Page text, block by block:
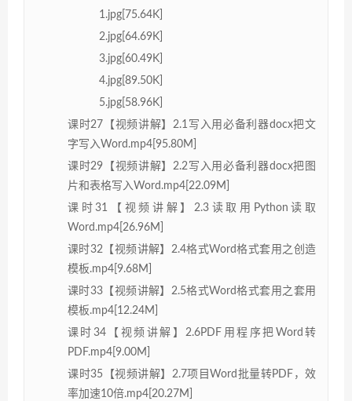
1.jpg[75.64K]
2.jpg[64.69K]
3.jpg[60.49K]
4.jpg[89.50K]
5.jpg[58.96K]
课时27【视频讲解】2.1写入用必备利器docx把文
字写入Word.mp4[95.80M]
课时29【视频讲解】2.2写入用必备利器docx把图
片和表格写入Word.mp4[22.09M]
课时31【视频讲解】2.3读取用Python读取
Word.mp4[26.96M]
课时32【视频讲解】2.4格式Word格式套用之创造
模板.mp4[9.68M]
课时33【视频讲解】2.5格式Word格式套用之套用
模板.mp4[12.24M]
课时34【视频讲解】2.6PDF用程序把Word转
PDF.mp4[9.00M]
课时35【视频讲解】2.7项目Word批量转PDF，效
率加速10倍.mp4[20.27M]